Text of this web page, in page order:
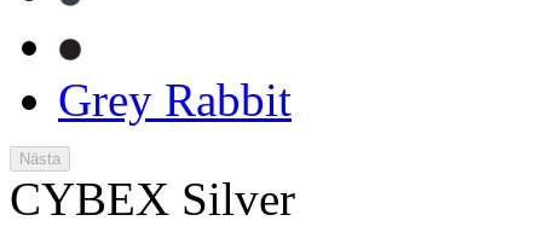
Grey Rabbit
Nästa
CYBEX Silver